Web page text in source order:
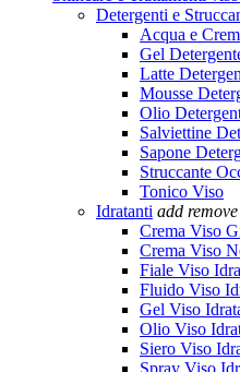
Detergenti e
Acqua e
Gel
Latte
Mousse
Olio
Salviettine
Sapone
Struccante
Tonico Viso
Idratanti add remove
Crema Viso
Crema Viso
Fiale Viso
Fluido Viso
Gel Viso
Olio Viso
Siero Viso
Spray Viso